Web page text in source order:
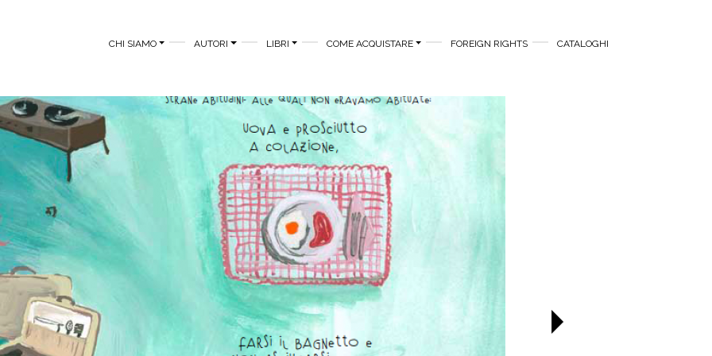
MAIN MENU
CHI SIAMO AUTORI LIBRI COME ACQUISTARE FOREIGN RIGHTS CATALOGHI